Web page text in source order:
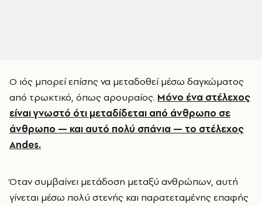
Ο ιός μπορεί επίσης να μεταδοθεί μέσω δαγκώματος
από τρωκτικό, όπως αρουραίος. Μόνο ένα στέλεχος
είναι γνωστό ότι μεταδίδεται από άνθρωπο σε
άνθρωπο — και αυτό πολύ σπάνια — το στέλεχος
Andes.
Όταν συμβαίνει μετάδοση μεταξύ ανθρώπων, αυτή
γίνεται μέσω πολύ στενής και παρατεταμένης επαφής